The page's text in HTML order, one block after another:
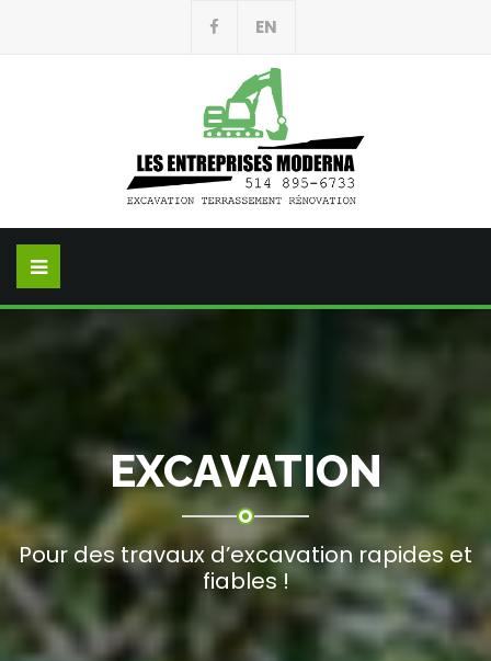
EN
EXCAVATION
Pour des travaux d’excavation rapides et
fiables !